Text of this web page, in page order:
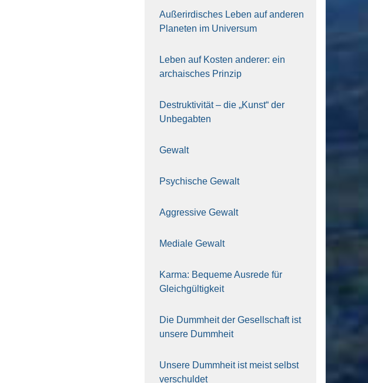
Außer­ir­di­sches Leben auf ande­ren
Pla­ne­ten im Uni­ver­sum
Leben auf Kos­ten ande­rer: ein
archai­sches Prin­zip
Destruk­ti­vi­tät – die „Kunst“ der
Unbe­gab­ten
Gewalt
Psy­chi­sche Gewalt
Aggres­si­ve Gewalt
Media­le Gewalt
Kar­ma: Beque­me Aus­re­de für
Gleich­gül­tig­keit
Die Dumm­heit der Gesell­schaft ist
unse­re Dumm­heit
Unse­re Dumm­heit ist meist selbst
ver­schul­det